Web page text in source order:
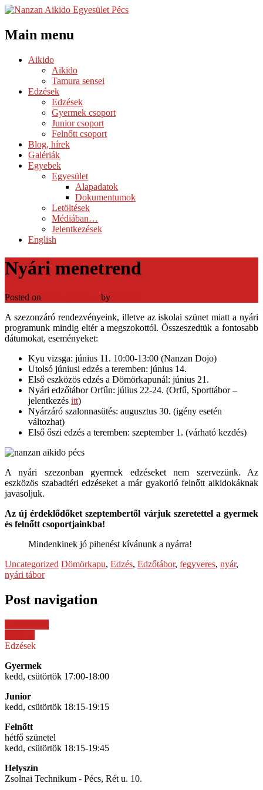
Main menu
Skip
Aikido
Aikido
Tamura sensei
Edzések
Edzések
Gyermek csoport
Junior csoport
Felnőtt csoport
Blog, hírek
Galériák
Egyebek
Egyesület
Alapadatok
Dokumentumok
Letöltések
Médiában…
Jelentkezések
English
Nyári menetrend
Posted on by
A szezonzáró rendezvényeink, illetve az iskolai szünet miatt a nyári
programunk mindig eltér a megszokottól. Összeszedtük a fontosabb
dátumokat, eseményeket:
Kyu vizsga: június 11. 10:00-13:00 (Nanzan Dojo)
Utolsó júniusi edzés a teremben: június 14.
Első eszközös edzés a Dömörkapunál: június 21.
Nyári edzőtábor Orfűn: július 22-24. (Orfű, Sporttábor –
jelentkezés itt)
Nyárzáró szalonnasütés: augusztus 30. (igény esetén
változhat)
Első őszi edzés a teremben: szeptember 1. (várható kezdés)
A nyári szezonban gyermek edzéseket nem szervezünk. Az
eszközös szabadtéri edzéseket a már gyakorló felnőtt aikidokáknak
javasoljuk.
Az új érdeklődőket szeptembertől várjuk szeretettel a gyermek
és felnőtt csoportjainkba!
Mindenkinek jó pihenést kívánunk a nyárra!
Uncategorized Dömörkapu, Edzés, Edzőtábor, fegyveres, nyár,
nyári tábor
Post navigation
Edzések
Gyermek
kedd, csütörtök 17:00-18:00
Junior
kedd, csütörtök 18:15-19:15
Felnőtt
hétfő szünetel
kedd, csütörtök 18:15-19:45
Helyszín
Zsolnai Technikum - Pécs, Rét u. 10.